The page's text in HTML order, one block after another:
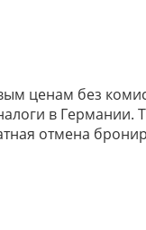
ценам без
в Германии.
отмена